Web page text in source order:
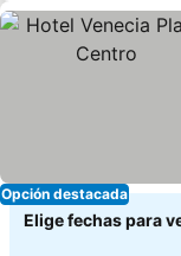
Opción destacada
Elige fechas para